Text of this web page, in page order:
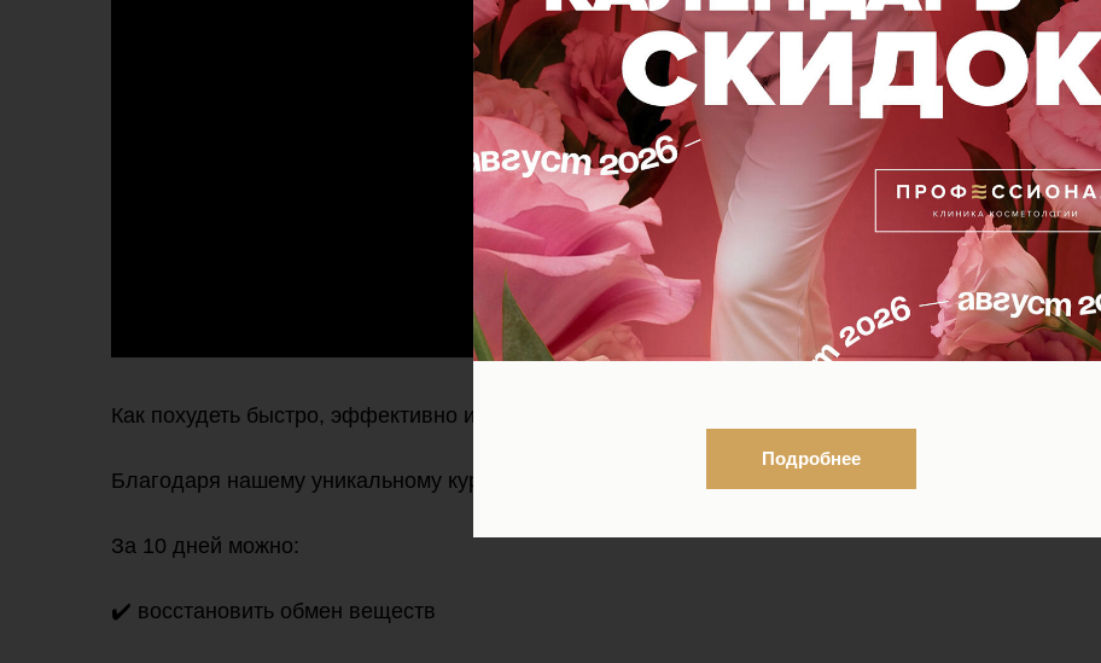
Как похудеть быстро, эффективно и без вреда для здоровья?
Благодаря нашему уникальному курсу похудения и детокса за 10 дней -
За 10 дней можно:
✔️ восстановить обмен веществ
Подробнее